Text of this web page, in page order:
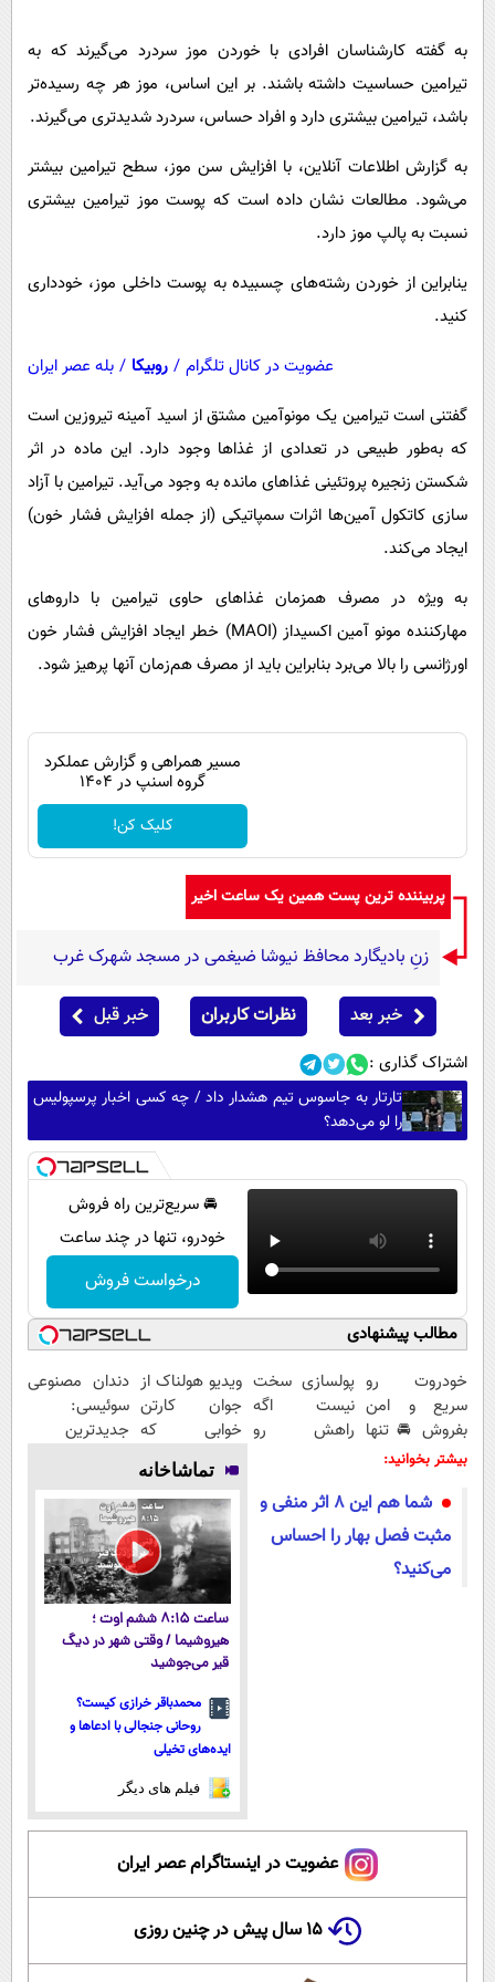
فناوری
گوناگون
محیط زیست
بین الملل
حیات وحش
سیاست خارجی
روانشناسی
آشپزی
به گفته کارشناسان افرادی با خوردن موز سردرد می‌گیرند که به
تیرامین حساسیت داشته باشند. بر این اساس، موز هر چه رسیده‌تر
باشد، تیرامین بیشتری دارد و افراد حساس، سردرد شدیدتری می‌گیرند.
به گزارش اطلاعات آنلاین، با افزایش سن موز، سطح تیرامین بیشتر
می‌شود. مطالعات نشان داده است که پوست موز تیرامین بیشتری
نسبت به پالپ موز دارد.
ینابراین از خوردن رشته‌های چسبیده به پوست داخلی موز، خودداری
کنید.
عضویت در کانال تلگرام / روبیکا / بله عصر ایران
گفتنی است تیرامین یک مونوآمین مشتق از اسید آمینه تیروزین است
که به‌طور طبیعی در تعدادی از غذاها وجود دارد. این ماده در اثر
شکستن زنجیره پروتئینی غذاهای مانده به وجود می‌آید. تیرامین با آزاد
سازی کاتکول آمین‌ها اثرات سمپاتیکی (از جمله افزایش فشار خون)
ایجاد می‌کند.
به ویژه در مصرف همزمان غذاهای حاوی تیرامین با داروهای
مهارکننده مونو آمین اکسیداز (MAOI) خطر ایجاد افزایش فشار خون
اورژانسی را بالا می‌برد بنابراین باید از مصرف هم‌زمان آنها پرهیز شود.
مسیر همراهی و گزارش عملکرد
گروه اسنپ در ۱۴۰۴
کلیک کن!
پربیننده ترین پست همین یک ساعت اخیر
زنِ بادیگارد محافظ نیوشا ضیغمی در مسجد شهرک غرب
خبر بعد نظرات کاربران خبر قبل
اشتراک گذاری :
تارتار به جاسوس تیم هشدار داد / چه کسی اخبار پرسپولیس
را لو می‌دهد؟
🚘 سریع‌ترین راه فروش
خودرو، تنها در چند ساعت
درخواست فروش
مطالب پیشنهادی
خودروت رو
سریع و امن
بفروش 🚘 تنها
با یک بار
پولسازی سخت
نیست اگه
راهش رو
ویدیو هولناک از
جوان کارتن
خوابی که
میلیاردر شد.
آموزش رایگان
دندان مصنوعی
سوئیسی:
جدیدترین
پرداخت قسطی
بیشتر بخوانید:
شما هم این ۸ اثر منفی و
مثبت فصل بهار را احساس
می‌کنید؟
تماشاخانه
ساعت ۸:۱۵ ششم اوت ؛
هیروشیما / وقتی شهر در دیگ
قیر می‌جوشید
محمدباقر خرازی کیست؟
روحانی جنجالی با ادعاها و
ایده‌های تخیلی
فیلم های دیگر
عضویت در اینستاگرام عصر ایران
۱۵ سال پیش در چنین روزی